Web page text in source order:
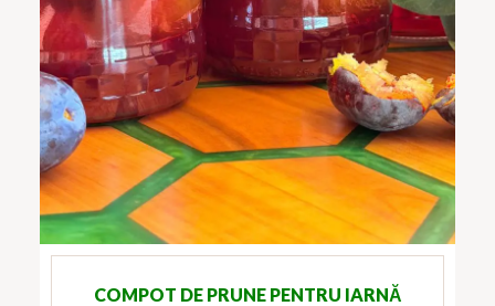
COMPOT DE PRUNE PENTRU IARNĂ